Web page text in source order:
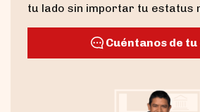
tu lado sin importar tu estatus
Cuéntanos de tu